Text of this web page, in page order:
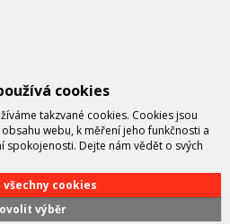
cookies
takzvané cookies. Cookies jsou
webu, k měření jeho funkčnosti a
spokojenosti. Dejte nám vědět o svých
Povolit výběr
všechny cookies